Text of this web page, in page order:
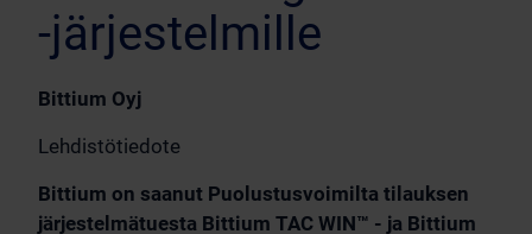
-järjestelmille
Bittium Oyj
Lehdistötiedote
Bittium on saanut Puolustusvoimilta tilauksen
järjestelmätuesta Bittium TAC WIN™ - ja Bittium